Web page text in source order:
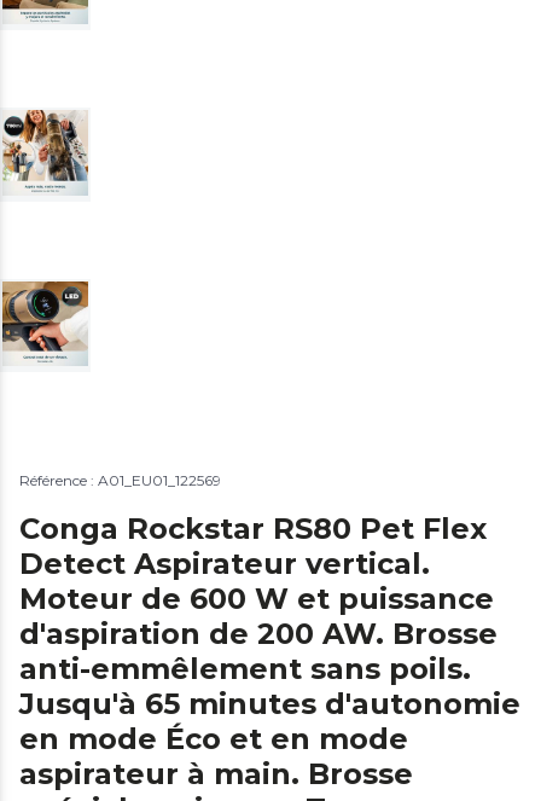
Référence : A01_EU01_122569
Conga Rockstar RS80 Pet Flex
Detect Aspirateur vertical.
Moteur de 600 W et puissance
d'aspiration de 200 AW. Brosse
anti-emmêlement sans poils.
Jusqu'à 65 minutes d'autonomie
en mode Éco et en mode
aspirateur à main. Brosse